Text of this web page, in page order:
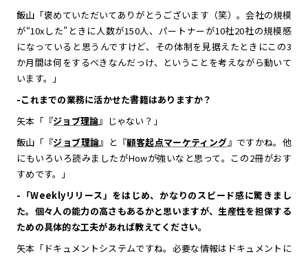
飯山「褒めていただいてありがとうございます（笑）。会社の規模
が“10xした”ときに人数が150人、パートナーが10社20社の規模感
になっていると思うんですけど、その体制を見据えたときにこの3
か月間は何をするべきなんだっけ、ということを考えながら動いて
います。」
-これまでの業務に活かせた書籍はありますか？
矢本「『ジョブ理論』じゃない？」
飯山「『ジョブ理論』と『顧客起点マーケティング』ですかね。他
にもいろいろ読みましたがHowが強いなと思って。この2冊がおす
すめです。」
-「Weeklyリリース」をはじめ、かなりのスピード感に驚きまし
た。個々人の能力の高さもあるかと思いますが、生産性を担保する
ための具体的な工夫があれば教えてください。
矢本「ドキュメントシステムですね。必要な情報はドキュメントに